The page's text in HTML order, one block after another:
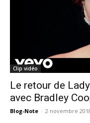
Clip vidéo
Le retour de
avec Bradley
Blog-Note - 2 novembre